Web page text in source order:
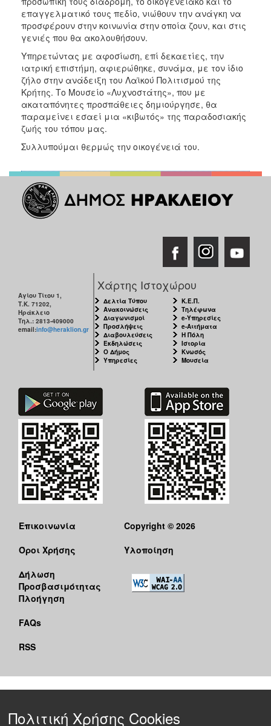
2012
2011
2010
2006
ΤΟΠΟΣ
ΑΝΘΕΚΤΙΚΗ
ΠΟΛΗ
επαγγελματικό τους πεδίο, νιώθουν την ανάγκη να
προσφέρουν στην κοινωνία στην οποία ζουν, και στις
γενιές που θα ακολουθήσουν.
Υπηρετώντας με αφοσίωση, επί δεκαετίες, την
ιατρική επιστήμη, αφιερώθηκε, συνάμα, με τον ίδιο
ζήλο στην ανάδειξη του Λαϊκού Πολιτισμού της
Κρήτης. Το Μουσείο «Λυχνοστάτης», που με
ακαταπόνητες προσπάθειες δημιούργησε, θα
παραμείνει εσαεί μια «κιβωτός» της παραδοσιακής
ζωής του τόπου μας.
Συλλυπούμαι θερμώς την οικογένειά του.
Αγίου Τίτου 1,
Τ.Κ. 71202,
Ηράκλειο
Τηλ.: 2813-409000
email:info@heraklion.gr
Χάρτης Ιστοχώρου
Δελτία Τύπου
Ανακοινώσεις
Διαγωνισμοί
Προσλήψεις
Διαβουλεύσεις
Εκδηλώσεις
Ο Δήμος
Υπηρεσίες
Κ.Ε.Π.
Τηλέφωνα
e-Υπηρεσίες
e-Αιτήματα
Η Πόλη
Ιστορία
Κνωσός
Μουσεία
Επικοινωνία
Όροι Χρήσης
Δήλωση
Προσβασιμότητας
Πλοήγηση
FAQs
RSS
Copyright © 2026
Υλοποίηση
Πολιτική Χρήσης Cookies